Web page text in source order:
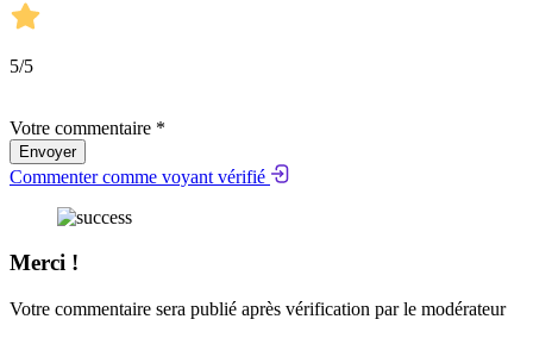
5/5
Votre commentaire *
Envoyer
Commenter comme voyant vérifié
Merci !
Votre commentaire sera publié après vérification par le modérateur